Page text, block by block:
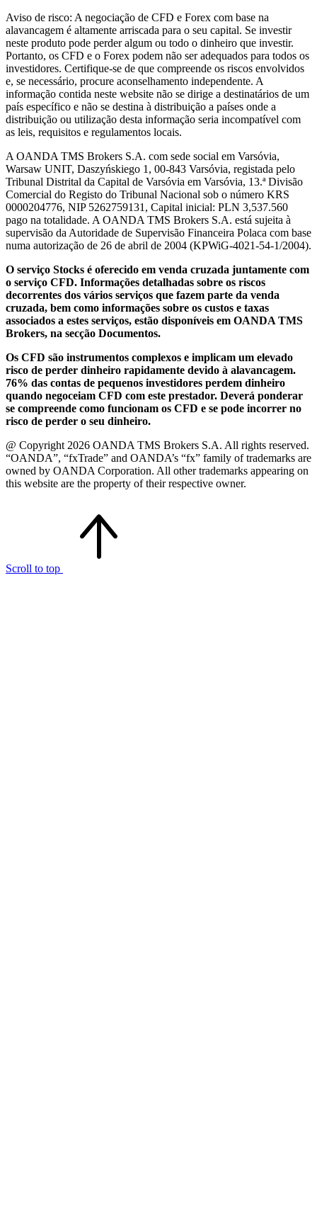
Aviso de risco: A negociação de CFD e Forex com base na
alavancagem é altamente arriscada para o seu capital. Se investir
neste produto pode perder algum ou todo o dinheiro que investir.
Portanto, os CFD e o Forex podem não ser adequados para todos os
investidores. Certifique-se de que compreende os riscos envolvidos
e, se necessário, procure aconselhamento independente. A
informação contida neste website não se dirige a destinatários de um
país específico e não se destina à distribuição a países onde a
distribuição ou utilização desta informação seria incompatível com
as leis, requisitos e regulamentos locais.
A OANDA TMS Brokers S.A. com sede social em Varsóvia,
Warsaw UNIT, Daszyńskiego 1, 00-843 Varsóvia, registada pelo
Tribunal Distrital da Capital de Varsóvia em Varsóvia, 13.ª Divisão
Comercial do Registo do Tribunal Nacional sob o número KRS
0000204776, NIP 5262759131, Capital inicial: PLN 3,537.560
pago na totalidade. A OANDA TMS Brokers S.A. está sujeita à
supervisão da Autoridade de Supervisão Financeira Polaca com base
numa autorização de 26 de abril de 2004 (KPWiG-4021-54-1/2004).
O serviço Stocks é oferecido em venda cruzada juntamente com
o serviço CFD. Informações detalhadas sobre os riscos
decorrentes dos vários serviços que fazem parte da venda
cruzada, bem como informações sobre os custos e taxas
associados a estes serviços, estão disponíveis em OANDA TMS
Brokers, na secção Documentos.
Os CFD são instrumentos complexos e implicam um elevado
risco de perder dinheiro rapidamente devido à alavancagem.
76% das contas de pequenos investidores perdem dinheiro
quando negoceiam CFD com este prestador. Deverá ponderar
se compreende como funcionam os CFD e se pode incorrer no
risco de perder o seu dinheiro.
@ Copyright 2026 OANDA TMS Brokers S.A. All rights reserved.
“OANDA”, “fxTrade” and OANDA’s “fx” family of trademarks are
owned by OANDA Corporation. All other trademarks appearing on
this website are the property of their respective owner.
Scroll to top